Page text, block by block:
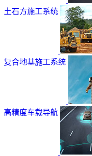
土石方施工系统
复合地基施工系统
高精度车载导航